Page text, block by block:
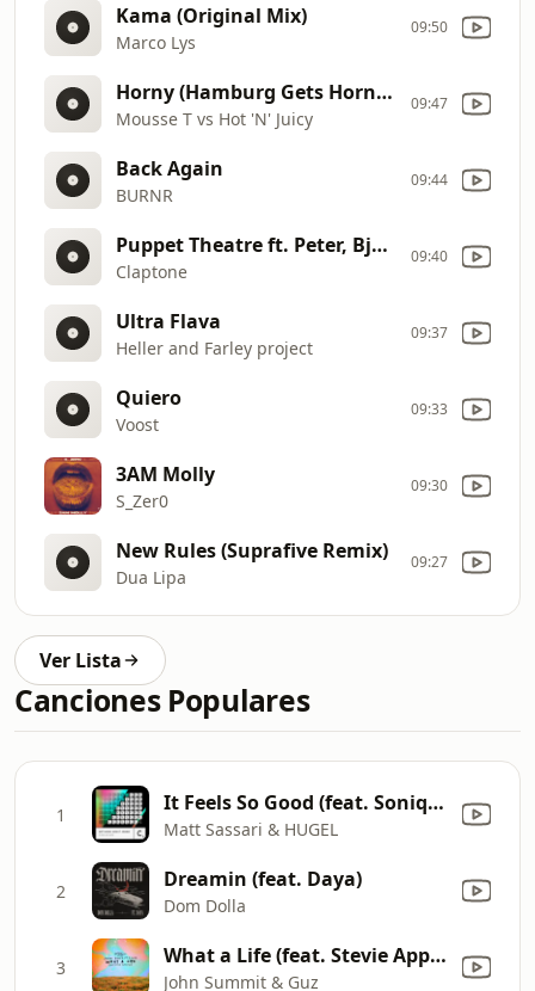
Kama (Original Mix)
Marco Lys
09:50
Horny (Hamburg Gets Horny Mix) (1998)
Mousse T vs Hot 'N' Juicy
09:47
Back Again
BURNR
09:44
Puppet Theatre ft. Peter, Bjorn and John Exploited
Claptone
09:40
Ultra Flava
Heller and Farley project
09:37
Quiero
Voost
09:33
3AM Molly
S_Zer0
09:30
New Rules (Suprafive Remix)
Dua Lipa
09:27
Ver Lista
Canciones Populares
1 It Feels So Good (feat. Sonique)
Matt Sassari & HUGEL
2 Dreamin (feat. Daya)
Dom Dolla
3 What a Life (feat. Stevie Appleton)
John Summit & Guz